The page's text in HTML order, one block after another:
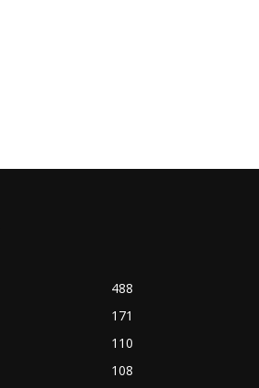
488
171
110
108